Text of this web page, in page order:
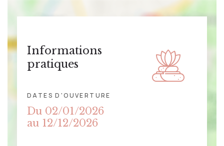
Informations
pratiques
DATES D'OUVERTURE
Du 02/01/2026
au 12/12/2026